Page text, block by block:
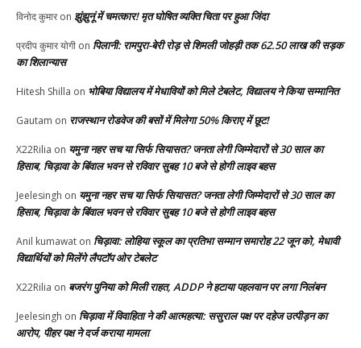
विनोद कुमारon झुंझुनूं में चमत्कार! मृत घोषित व्यक्ति चिता पर हुआ जिंदा
प्रदीप कुमार योगी on पिलानी: रामपुरा-बेरी रोड़ से शिमली जोहड़ी तक 62.50 लाख की सड़क
का शिलान्यास
Hitesh Shilla on भोबिया विद्यालय में मेधावियों को मिले टेबलेट, विद्यालय ने किया सम्मानित
Gautam on राजस्थान रोडवेज की बसों में मिलेगा 50% किराए में छूट!
X22Rilia on यमुना नहर सच या सिर्फ सियासत? जनता लेगी जिम्मेदारों से 30 साल का
हिसाब, चिड़ावा के बिंवाल भवन से रविवार सुबह 10 बजे से होगी लाइव बहस
Jeelesingh on यमुना नहर सच या सिर्फ सियासत? जनता लेगी जिम्मेदारों से 30 साल का
हिसाब, चिड़ावा के बिंवाल भवन से रविवार सुबह 10 बजे से होगी लाइव बहस
Anil kumawat on चिड़ावा: लोहिया स्कूल का प्रतिभा सम्मान समारोह 22 जून को, मेधावी
विद्यार्थियों को मिलेंगे लैपटॉप ओर टेबलेट
X22Rilia on बजरंग पुनिया को मिली राहत, ADDP ने हटाया पहलवान पर लगा निलंबन
Jeelesingh on चिड़ावा में विवाहिता ने की आत्महत्या: ससुराल पक्ष पर दहेज उत्पीड़न का
आरोप, पीहर पक्ष ने दर्ज कराया मामला